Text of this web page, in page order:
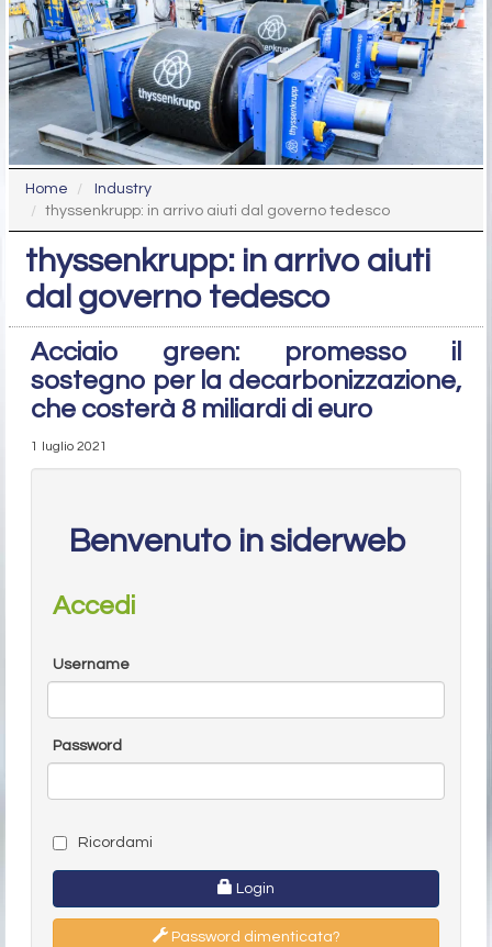
Home
Industry
thyssenkrupp: in arrivo aiuti dal governo tedesco
thyssenkrupp: in arrivo aiuti
dal governo tedesco
Acciaio green: promesso il
sostegno per la decarbonizzazione,
che costerà 8 miliardi di euro
1 luglio 2021
Benvenuto in siderweb
Accedi
Username
Password
Ricordami
Login
Password dimenticata?